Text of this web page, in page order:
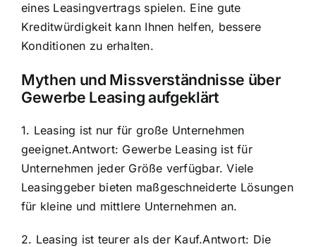
eines Leasingvertrags spielen. Eine gute
Kreditwürdigkeit kann Ihnen helfen, bessere
Konditionen zu erhalten.
Mythen und Missverständnisse über
Gewerbe Leasing aufgeklärt
1. Leasing ist nur für große Unternehmen
geeignet.Antwort: Gewerbe Leasing ist für
Unternehmen jeder Größe verfügbar. Viele
Leasinggeber bieten maßgeschneiderte Lösungen
für kleine und mittlere Unternehmen an.
2. Leasing ist teurer als der Kauf.Antwort: Die